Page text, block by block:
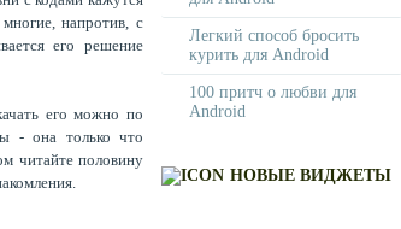
напротив, с
его решение
его можно по
- она только что
читайте половину
Легкий способ бросить
курить для Android
100 притч о любви для
Android
НОВЫЕ ВИДЖЕТЫ